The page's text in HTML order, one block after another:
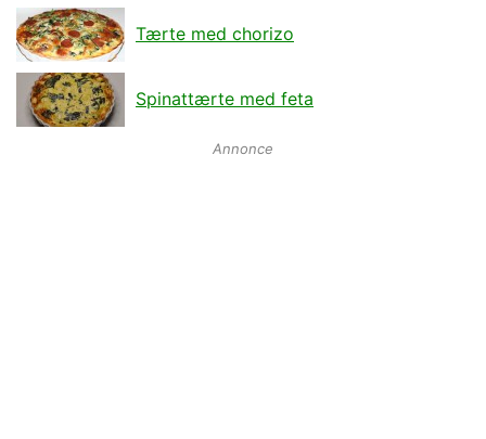
Tærte med chorizo
Spinattærte med feta
Annonce